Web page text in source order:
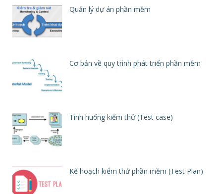
Quản lý dự án phần mềm
Cơ bản về quy trình phát triển phần mềm
Tình huống kiểm thử (Test case)
Kế hoạch kiểm thử phần mềm (Test Plan)